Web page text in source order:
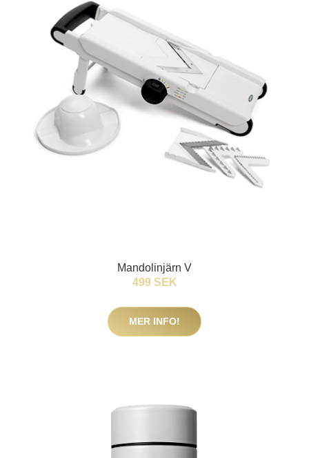
Mandolinjärn V
499 SEK
MER INFO!